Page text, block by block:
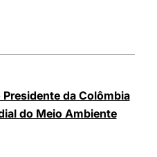
da Colômbia
do Meio Ambiente